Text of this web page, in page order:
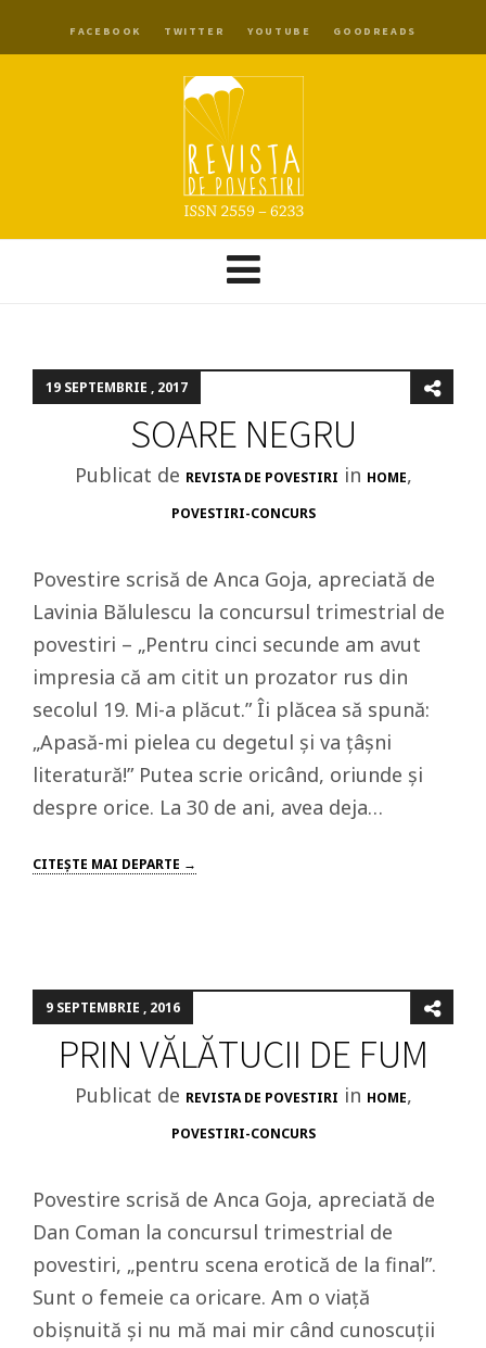
FACEBOOK TWITTER YOUTUBE GOODREADS
19 SEPTEMBRIE , 2017
SOARE NEGRU
Publicat de REVISTA DE POVESTIRI in HOME,
POVESTIRI-CONCURS
Povestire scrisă de Anca Goja, apreciată de
Lavinia Bălulescu la concursul trimestrial de
povestiri – „Pentru cinci secunde am avut
impresia că am citit un prozator rus din
secolul 19. Mi-a plăcut.” Îi plăcea să spună:
„Apasă-mi pielea cu degetul şi va ţâşni
literatură!” Putea scrie oricând, oriunde şi
despre orice. La 30 de ani, avea deja…
CITEŞTE MAI DEPARTE →
9 SEPTEMBRIE , 2016
PRIN VĂLĂTUCII DE FUM
Publicat de REVISTA DE POVESTIRI in HOME,
POVESTIRI-CONCURS
Povestire scrisă de Anca Goja, apreciată de
Dan Coman la concursul trimestrial de
povestiri, „pentru scena erotică de la final”.
Sunt o femeie ca oricare. Am o viaţă
obişnuită şi nu mă mai mir când cunoscuţii